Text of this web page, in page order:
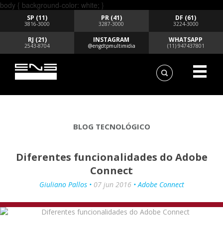
body { background-color: white; }
SP (11)
3816-3000
PR (41)
3287-3000
DF (61)
3224-3000
RJ (21)
2543-8704
INSTAGRAM
@engdtpmultimidia
WHATSAPP
(11) 947437801
BLOG TECNOLÓGICO
Diferentes funcionalidades do Adobe
Connect
Giuliano Pallos • 07 jun 2016• Adobe Connect